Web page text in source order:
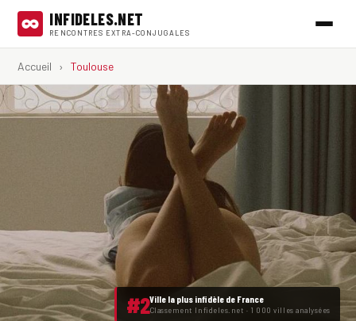
INFIDELES.NET
RENCONTRES EXTRA-CONJUGALES
Accueil › Toulouse
#2Ville la plus infidèle de France
Classement Infideles.net · 1 000 villes analysées